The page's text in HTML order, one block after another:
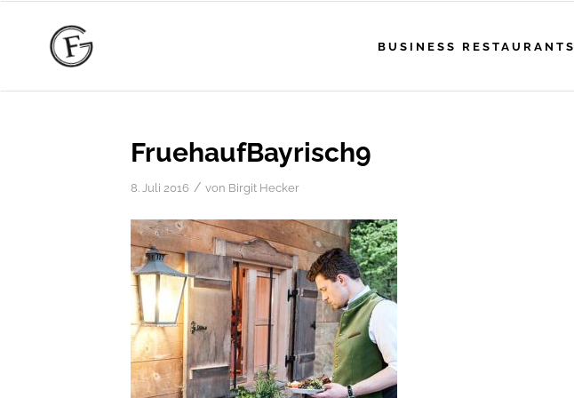
BUSINESS RESTAURANTS
FruehaufBayrisch9
8. Juli 2016 / von Birgit Hecker